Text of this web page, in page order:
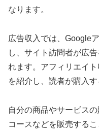
なります。
広告収入では、Google
し、サイト訪問者が広
れます。アフィリエイ
を紹介し、読者が購入
自分の商品やサービス
コースなどを販売するこ